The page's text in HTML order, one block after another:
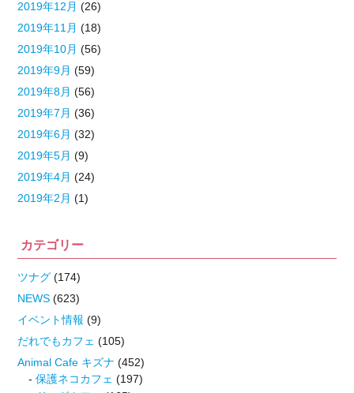
2019年12月 (26)
2019年11月 (18)
2019年10月 (56)
2019年9月 (59)
2019年8月 (56)
2019年7月 (36)
2019年6月 (32)
2019年5月 (9)
2019年4月 (24)
2019年2月 (1)
カテゴリー
ツナグ (174)
NEWS (623)
イベント情報 (9)
だれでもカフェ (105)
Animal Cafe キズナ (452)
保護ネコカフェ (197)